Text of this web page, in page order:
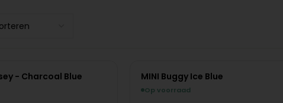
- Charcoal Blue NIEUW
MINI Buggy Ice Blue
Op voorraad